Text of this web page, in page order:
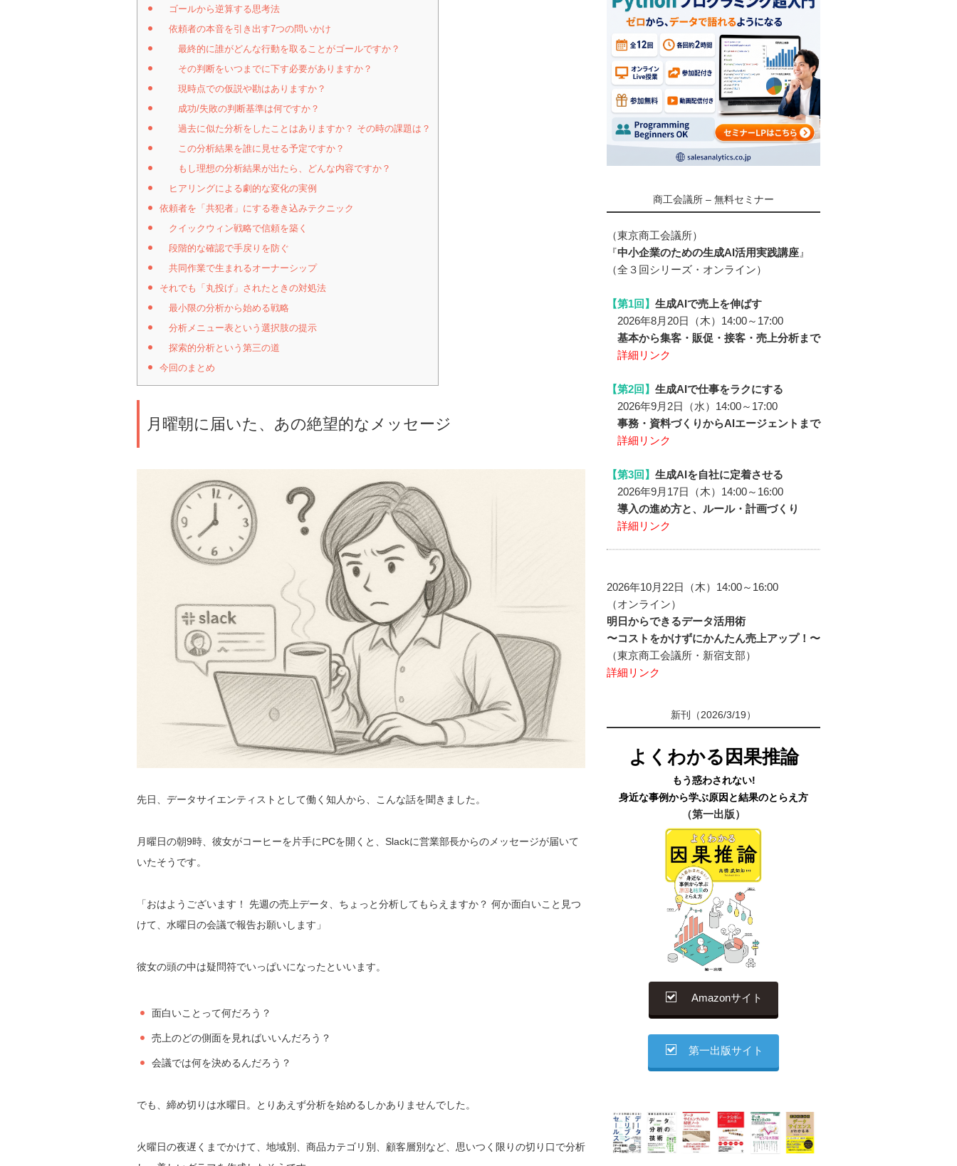
ゴールから逆算する思考法
依頼者の本音を引き出す7つの問いかけ
最終的に誰がどんな行動を取ることがゴールですか？
その判断をいつまでに下す必要がありますか？
現時点での仮説や勘はありますか？
成功/失敗の判断基準は何ですか？
過去に似た分析をしたことはありますか？ その時の課題は？
この分析結果を誰に見せる予定ですか？
もし理想の分析結果が出たら、どんな内容ですか？
ヒアリングによる劇的な変化の実例
依頼者を「共犯者」にする巻き込みテクニック
クイックウィン戦略で信頼を築く
段階的な確認で手戻りを防ぐ
共同作業で生まれるオーナーシップ
それでも「丸投げ」されたときの対処法
最小限の分析から始める戦略
分析メニュー表という選択肢の提示
探索的分析という第三の道
今回のまとめ
月曜朝に届いた、あの絶望的なメッセージ
先日、データサイエンティストとして働く知人から、こんな話を聞きました。
月曜日の朝9時、彼女がコーヒーを片手にPCを開くと、Slackに営業部長からのメッセージが届いて
いたそうです。
「おはようございます！ 先週の売上データ、ちょっと分析してもらえますか？ 何か面白いこと見つ
けて、水曜日の会議で報告お願いします」
彼女の頭の中は疑問符でいっぱいになったといいます。
面白いことって何だろう？
売上のどの側面を見ればいいんだろう？
会議では何を決めるんだろう？
でも、締め切りは水曜日。とりあえず分析を始めるしかありませんでした。
火曜日の夜遅くまでかけて、地域別、商品カテゴリ別、顧客層別など、思いつく限りの切り口で分析
商工会議所 – 無料セミナー
（東京商工会議所）
『中小企業のための生成AI活用実践講座 』
（全３回シリーズ・オンライン）
【第1回】 生成AIで売上を伸ばす
2026年8月20日（木）14:00～17:00
基本から集客・販促・接客・売上分析まで
詳細リンク
【第2回】 生成AIで仕事をラクにする
2026年9月2日（水）14:00～17:00
事務・資料づくりからAIエージェントまで
詳細リンク
【第3回】 生成AIを自社に定着させる
2026年9月17日（木）14:00～16:00
導入の進め方と、ルール・計画づくり
詳細リンク
2026年10月22日（木）14:00～16:00
（オンライン）
明日からできるデータ活用術
〜コストをかけずにかんたん売上アップ！〜
（東京商工会議所・新宿支部）
詳細リンク
新刊（2026/3/19）
よくわかる因果推論
もう惑わされない!
身近な事例から学ぶ原因と結果のとらえ方
（第一出版）
Amazonサイト
第一出版サイト